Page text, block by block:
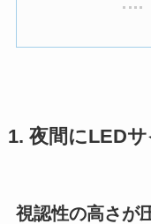
1. 夜間にLED
視認性の高さが